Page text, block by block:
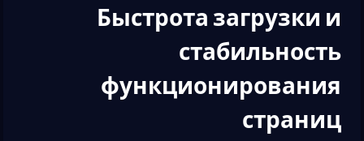
Быстрота загрузки и
стабильность
функционирования
страниц